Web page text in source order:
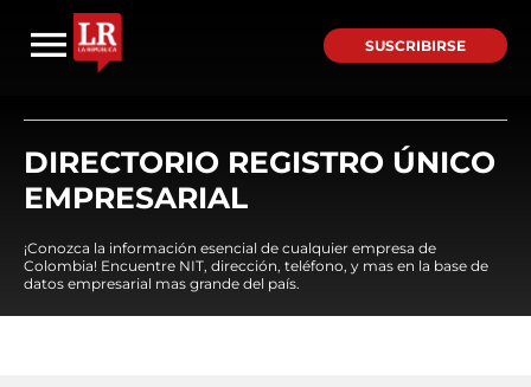
SUSCRIBIRSE
DIRECTORIO REGISTRO ÚNICO
EMPRESARIAL
¡Conozca la información esencial de cualquier empresa de
Colombia! Encuentre NIT, dirección, teléfono, y mas en la base de
datos empresarial mas grande del país.